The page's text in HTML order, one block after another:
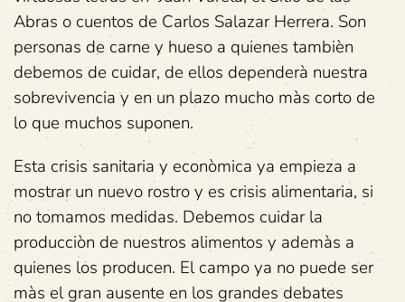
Abras o cuentos de Carlos Salazar Herrera. Son
personas de carne y hueso a quienes tambièn
debemos de cuidar, de ellos dependerà nuestra
sobrevivencia y en un plazo mucho màs corto de
lo que muchos suponen.
Esta crisis sanitaria y econòmica ya empieza a
mostrar un nuevo rostro y es crisis alimentaria, si
no tomamos medidas. Debemos cuidar la
producciòn de nuestros alimentos y ademàs a
quienes los producen. El campo ya no puede ser
màs el gran ausente en los grandes debates